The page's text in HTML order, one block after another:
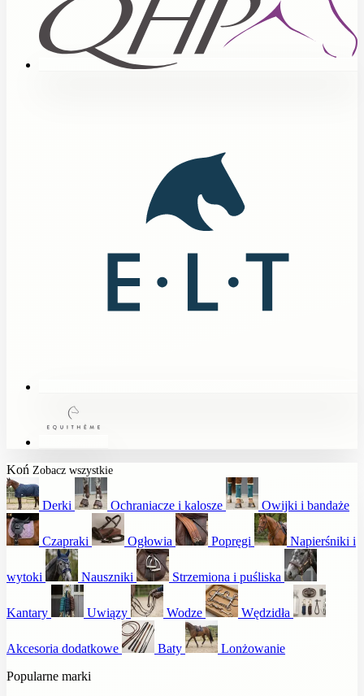
Koń Zobacz wszystkie
Derki Ochraniacze i kalosze Owijki i bandaże
Czapraki Ogłowia Popręgi Napierśniki i
wytoki Nauszniki Strzemiona i puśliska
Kantary Uwiązy Wodze Wędzidła
Akcesoria dodatkowe Baty
Lonżowanie
Popularne marki